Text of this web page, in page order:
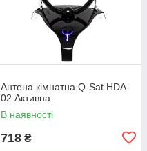
Антена кімнатна Q-Sat HDA-
02 Активна
В наявності
718 ₴